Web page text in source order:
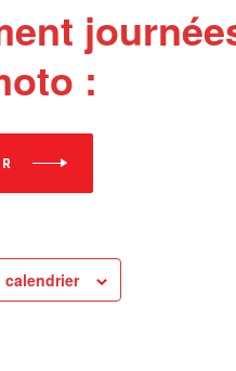
:
calendrier